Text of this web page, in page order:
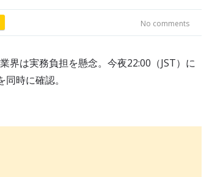
No comments